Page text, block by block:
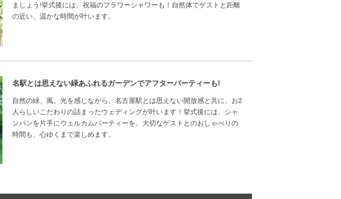
ましょう!挙式後には、祝福のフラワーシャワーも！自然体でゲストと距離
の近い、温かな時間が叶います。
名駅とは思えない緑あふれるガーデンでアフターパーティーも!
自然の緑、風、光を感じながら、名古屋駅とは思えない開放感と共に、お2
人らしいこだわりの詰まったウェディングが叶います！挙式後には、シャ
ンパンを片手にウェルカムパーティーを。大切なゲストとのおしゃべりの
時間も、心ゆくまで楽しめます。